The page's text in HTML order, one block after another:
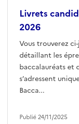
Livrets
2026
Vous trouverez
détaillant les
baccalauréats et
s’adressent
Bacca...
Publié 24/11/2025